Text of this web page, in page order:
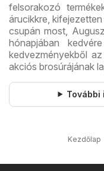
felsorakozó
árucikkre,
csupán most,
hónapjában
kedvezményekből
akciós brosúrájának
További
Kezdőlap